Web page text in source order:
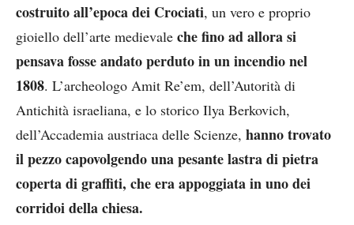
costruito all’epoca dei Crociati, un vero e proprio
gioiello dell’arte medievale che fino ad allora si
pensava fosse andato perduto in un incendio nel
1808. L’archeologo Amit Re’em, dell’Autorità di
Antichità israeliana, e lo storico Ilya Berkovich,
dell’Accademia austriaca delle Scienze, hanno trovato
il pezzo capovolgendo una pesante lastra di pietra
coperta di graffiti, che era appoggiata in uno dei
corridoi della chiesa.